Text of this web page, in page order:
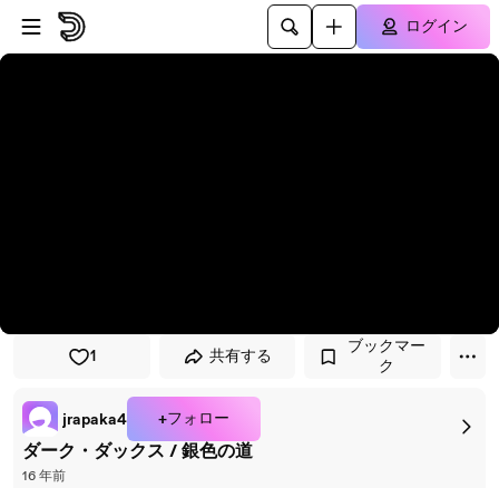
プレイヤーにスキップ
メインコンテンツにスキップ
ログイン
1 共有する
ブックマー
ク
jrapaka4 +フォロー
ダーク・ダックス / 銀色の道
16 年前